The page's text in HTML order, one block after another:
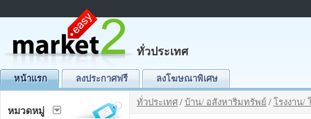
ทั่วประเทศ
หน้าแรก ลงประกาศฟรี ลงโฆษณาพิเศษ
หมวดหมู่
ทั่วประเทศ / บ้าน/ อสังหาริมทรัพย์ / โรงงาน/